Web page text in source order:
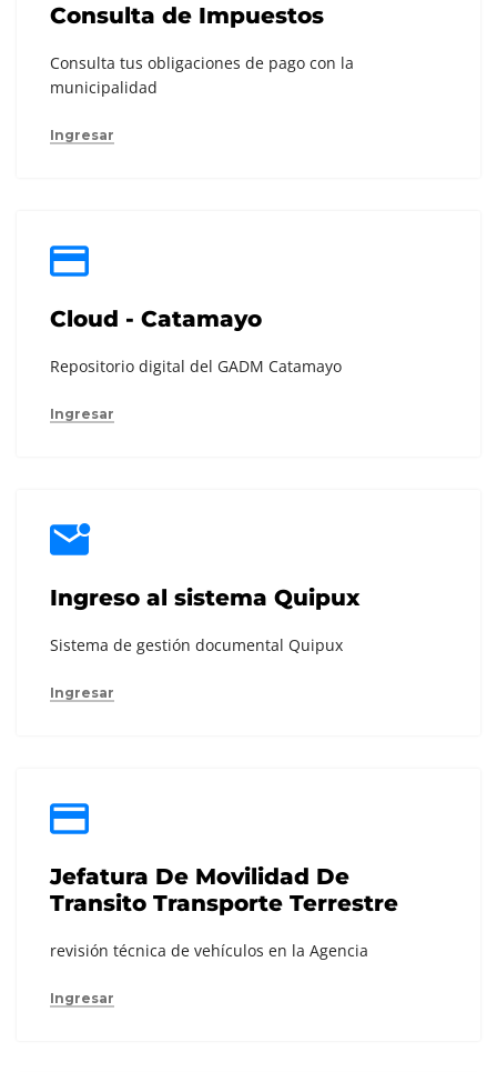
Consulta de Impuestos
Consulta tus obligaciones de pago con la
municipalidad
Ingresar
Cloud - Catamayo
Repositorio digital del GADM Catamayo
Ingresar
Ingreso al sistema Quipux
Sistema de gestión documental Quipux
Ingresar
Jefatura De Movilidad De
Transito Transporte Terrestre
revisión técnica de vehículos en la Agencia
Ingresar